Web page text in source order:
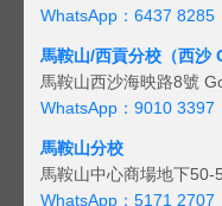
WhatsApp：6437 8285
馬鞍山/西貢分校（西沙
馬鞍山西沙海映路8號
WhatsApp：9010 3397
馬鞍山分校
馬鞍山中心商場地下50-
WhatsApp：5171 2707